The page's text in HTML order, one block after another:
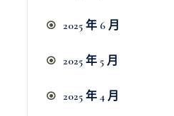
2025 年 6 月
2025 年 5 月
2025 年 4 月